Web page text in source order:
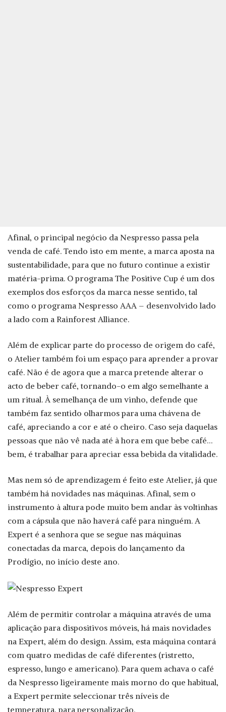
Afinal, o principal negócio da Nespresso passa pela
venda de café. Tendo isto em mente, a marca aposta na
sustentabilidade, para que no futuro continue a existir
matéria-prima. O programa The Positive Cup é um dos
exemplos dos esforços da marca nesse sentido, tal
como o programa Nespresso AAA – desenvolvido lado
a lado com a Rainforest Alliance.
Além de explicar parte do processo de origem do café,
o Atelier também foi um espaço para aprender a provar
café. Não é de agora que a marca pretende alterar o
acto de beber café, tornando-o em algo semelhante a
um ritual. À semelhança de um vinho, defende que
também faz sentido olharmos para uma chávena de
café, apreciando a cor e até o cheiro. Caso seja daquelas
pessoas que não vê nada até à hora em que bebe café…
bem, é trabalhar para apreciar essa bebida da vitalidade.
Mas nem só de aprendizagem é feito este Atelier, já que
também há novidades nas máquinas. Afinal, sem o
instrumento à altura pode muito bem andar às voltinhas
com a cápsula que não haverá café para ninguém. A
Expert é a senhora que se segue nas máquinas
conectadas da marca, depois do lançamento da
Prodígio, no início deste ano.
Além de permitir controlar a máquina através de uma
aplicação para dispositivos móveis, há mais novidades
na Expert, além do design. Assim, esta máquina contará
com quatro medidas de café diferentes (ristretto,
espresso, lungo e americano). Para quem achava o café
da Nespresso ligeiramente mais morno do que habitual,
a Expert permite seleccionar três níveis de
temperatura, para personalização.